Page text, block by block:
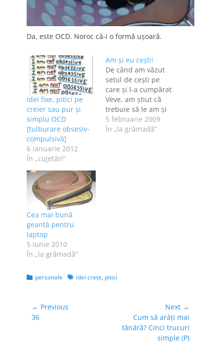
Da, este OCD. Noroc că-i o formă ușoară.
Idei fixe, pitici pe
creier sau pur şi
simplu OCD
[tulburare obsesiv-
compulsivă]
6 ianuarie 2012
În „cujetări”
Am şi eu ceşti!
De când am văzut
setul de ceşti pe
care şi l-a cumpărat
Veve, am ştiut că
trebuie să le am şi
eu. Cum a remarcat
şi primul
5 februarie 2009
În „la grămadă”
Cea mai bună
geantă pentru
laptop
5 iunie 2010
În „la grămadă”
Categories
personale Tagsidei creţe, pitici
Navigare
în
← Previous
Previous
36
Next →
post:
Cum să arăți mai
tânără? Cinci trucuri
simple (P)